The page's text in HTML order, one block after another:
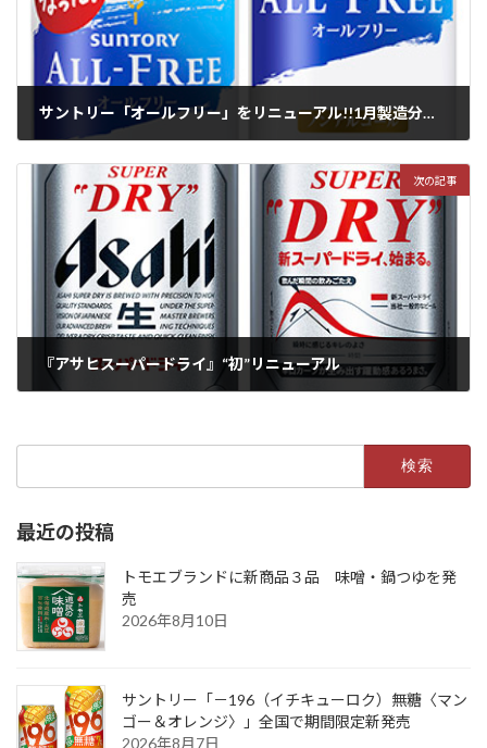
サントリー「オールフリー」をリニューアル!!1月製造分から順次全国で新発売
次の記事
『アサヒスーパードライ』“初”リニューアル
最近の投稿
トモエブランドに新商品３品 味噌・鍋つゆを発
売
2026年8月10日
サントリー「－196（イチキューロク）無糖〈マン
ゴー＆オレンジ〉」全国で期間限定新発売
2026年8月7日